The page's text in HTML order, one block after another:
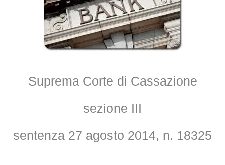
Suprema Corte di Cassazione
sezione III
sentenza 27 agosto 2014, n. 18325